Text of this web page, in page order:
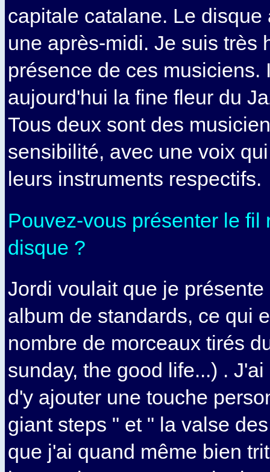
capitale catalane. Le disque
une après-midi. Je suis très
présence de ces musiciens.
aujourd'hui la fine fleur du
Tous deux sont des
sensibilité, avec une voix
leurs instruments respectifs.
Pouvez-vous présenter le fil
disque ?
Jordi voulait que je
album de standards, ce qui
nombre de morceaux tirés
sunday, the good life...) .
d'y ajouter une touche
giant steps " et " la valse
que j'ai quand même bien